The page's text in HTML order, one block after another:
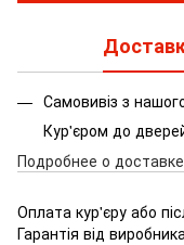
Самовивіз з
Кур'єром до
Подробнее о доставке
Оплата кур'єру або
Гарантія від виробника